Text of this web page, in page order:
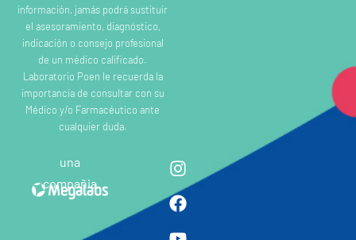
información, jamás podrá sustituir
el asesoramiento, diagnóstico,
indicación o consejo profesional
de un médico calificado.
Laboratorio Poen le recuerda la
importancia de consultar con su
Médico y/o Farmacéutico ante
cualquier duda.
una
compañia